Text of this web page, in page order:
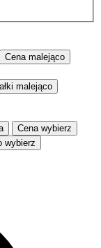
Cenamalejąco
malejąco
Cena wybierz
wybierz